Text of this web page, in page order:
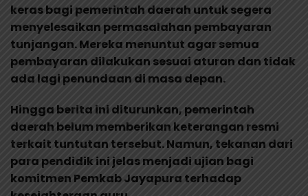
keras bagi pemerintah daerah untuk segera
menyelesaikan permasalahan pembayaran
tunjangan. Mereka menuntut agar semua
pembayaran dilakukan sesuai aturan dan tidak
ada lagi penundaan di masa depan.
Hingga berita ini diturunkan, pemerintah
daerah belum memberikan keterangan resmi
terkait tuntutan tersebut. Namun, tekanan dari
para pendidik ini jelas menjadi ujian bagi
komitmen Pemkab Jayapura terhadap